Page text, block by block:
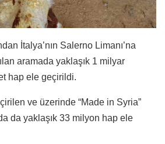
İtalya’nın Salerno Limanı’na
aramada yaklaşık 1 milyar
hap ele geçirildi.
ve üzerinde “Made in Syria”
da yaklaşık 33 milyon hap ele